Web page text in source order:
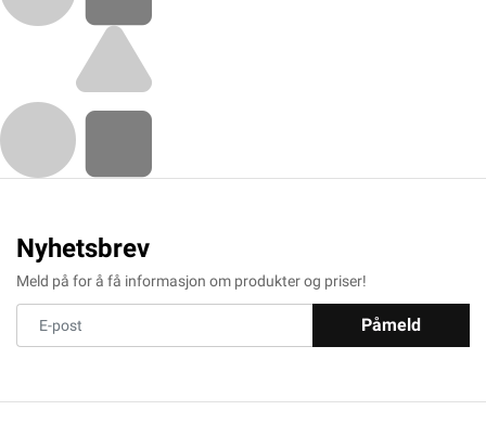
Nyhetsbrev
Meld på for å få informasjon om produkter og priser!
Påmeld